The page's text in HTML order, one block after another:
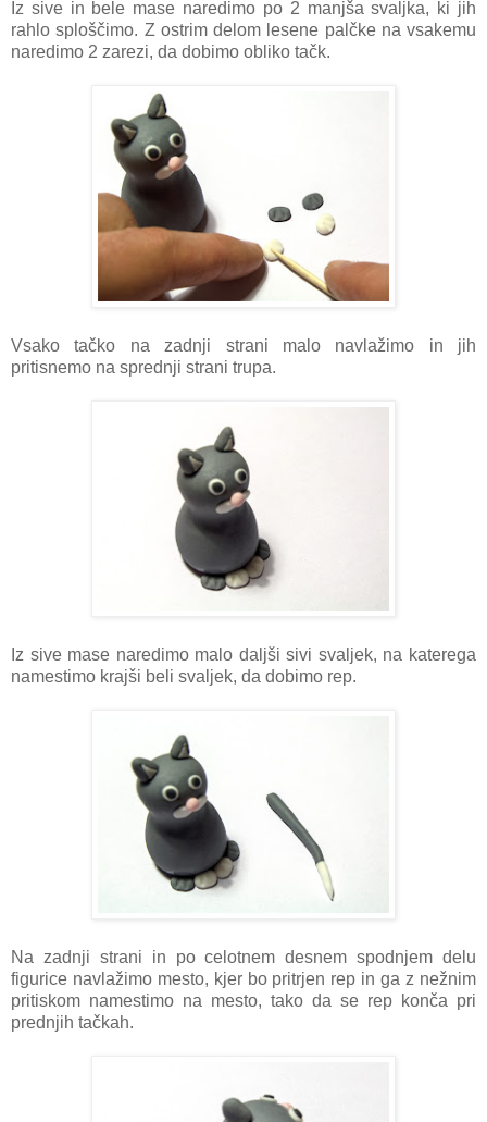
Iz sive in bele mase naredimo po 2 manjša svaljka, ki jih
rahlo sploščimo. Z ostrim delom lesene palčke na vsakemu
naredimo 2 zarezi, da dobimo obliko tačk.
Vsako tačko na zadnji strani malo navlažimo in jih
pritisnemo na sprednji strani trupa.
Iz sive mase naredimo malo daljši sivi svaljek, na katerega
namestimo krajši beli svaljek, da dobimo rep.
Na zadnji strani in po celotnem desnem spodnjem delu
figurice navlažimo mesto, kjer bo pritrjen rep in ga z nežnim
pritiskom namestimo na mesto, tako da se rep konča pri
prednjih tačkah.